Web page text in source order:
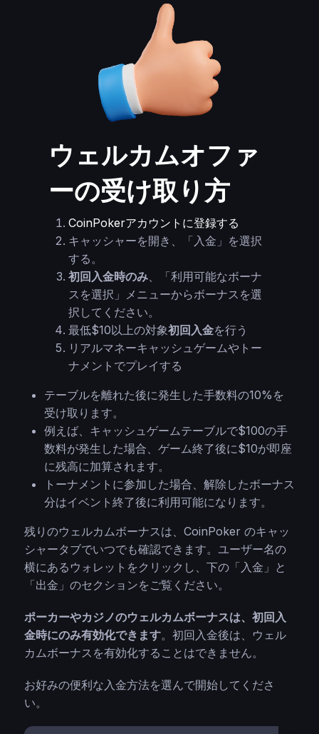
ウェルカムオファ
ーの受け取り方
CoinPokerアカウントに登録する
キャッシャーを開き、「入金」を選択
する。
初回入金時のみ、「利用可能なボーナ
スを選択」メニューからボーナスを選
択してください。
最低$10以上の対象初回入金を行う
リアルマネーキャッシュゲームやトー
ナメントでプレイする
テーブルを離れた後に発生した手数料の10%を
受け取ります。
例えば、キャッシュゲームテーブルで$100の手
数料が発生した場合、ゲーム終了後に$10が即座
に残高に加算されます。
トーナメントに参加した場合、解除したボーナス
分はイベント終了後に利用可能になります。
残りのウェルカムボーナスは、CoinPoker のキャッ
シャータブでいつでも確認できます。ユーザー名の
横にあるウォレットをクリックし、下の「入金」と
「出金」のセクションをご覧ください。
ポーカーやカジノのウェルカムボーナスは、初回入
金時にのみ有効化できます。初回入金後は、ウェル
カムボーナスを有効化することはできません。
お好みの便利な入金方法を選んで開始してくださ
い。